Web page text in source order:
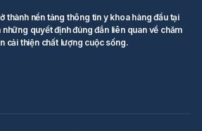
thành nền tảng thông tin y khoa hàng đầu tại
quyết định đúng đắn liên quan về chăm
cải thiện chất lượng cuộc sống.